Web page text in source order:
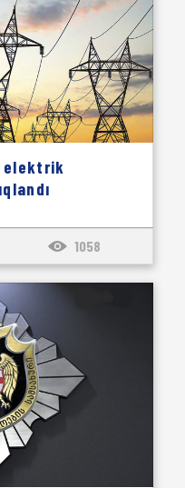
elektrik
1058